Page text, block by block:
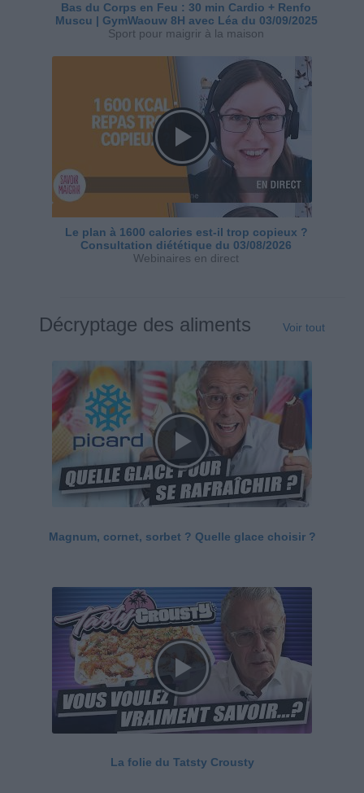
Bas du Corps en Feu : 30 min Cardio + Renfo
Muscu | GymWaouw 8H avec Léa du 03/09/2025
Sport pour maigrir à la maison
Le plan à 1600 calories est-il trop copieux ?
Consultation diététique du 03/08/2026
Webinaires en direct
Décryptage des aliments Voir tout
Magnum, cornet, sorbet ? Quelle glace choisir ?
La folie du Tatsty Crousty